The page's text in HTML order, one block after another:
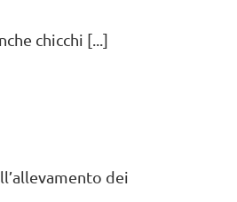
chicchi [...]
dei